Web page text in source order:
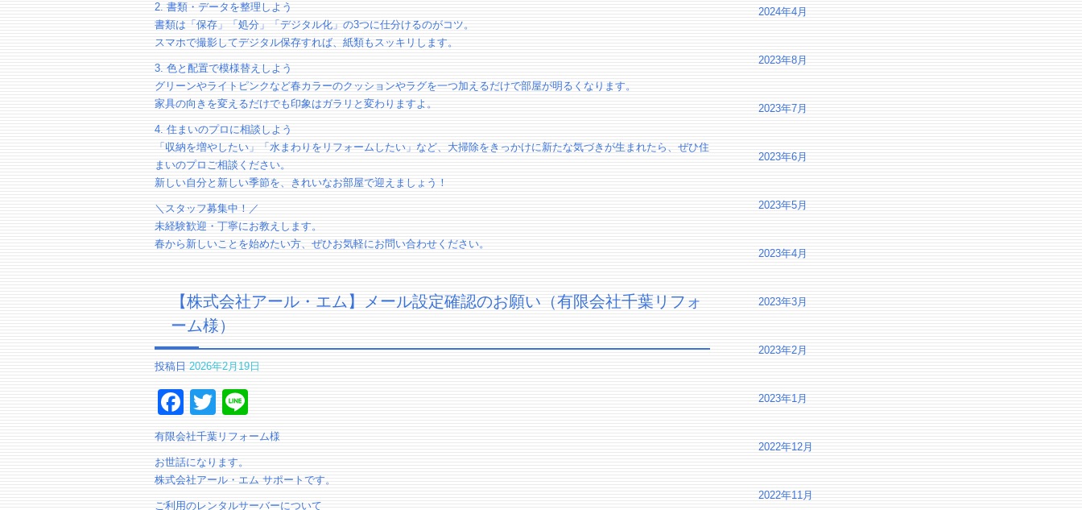
2. 書類・データを整理しよう
書類は「保存」「処分」「デジタル化」の3つに仕分けるのがコツ。
スマホで撮影してデジタル保存すれば、紙類もスッキリします。
3. 色と配置で模様替えしよう
グリーンやライトピンクなど春カラーのクッションやラグを一つ加えるだけで部屋が明るくなります。
家具の向きを変えるだけでも印象はガラリと変わりますよ。
4. 住まいのプロに相談しよう
「収納を増やしたい」「水まわりをリフォームしたい」など、大掃除をきっかけに新たな気づきが生まれたら、ぜひ住
まいのプロご相談ください。
新しい自分と新しい季節を、きれいなお部屋で迎えましょう！
＼スタッフ募集中！／
未経験歓迎・丁寧にお教えします。
春から新しいことを始めたい方、ぜひお気軽にお問い合わせください。
【株式会社アール・エム】メール設定確認のお願い（有限会社千葉リフォ
ーム様）
投稿日 2026年2月19日
Facebook
Twitter
有限会社千葉リフォーム様
お世話になります。
株式会社アール・エム サポートです。
ご利用のレンタルサーバーについて
2024年4月
2023年8月
2023年7月
2023年6月
2023年5月
2023年4月
2023年3月
2023年2月
2023年1月
2022年12月
2022年11月